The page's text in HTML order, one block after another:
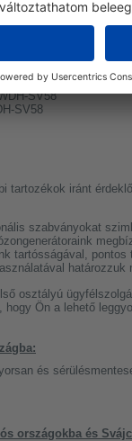
SV58
SV58
tartozékok iránt
szabványokat
tartósságával,
határozzuk
osztályú
Ön a lehető
és
országokba és